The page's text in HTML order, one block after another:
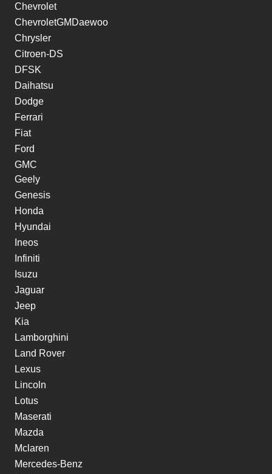
Chevrolet
ChevroletGMDaewoo
Chrysler
Citroen-DS
DFSK
Daihatsu
Dodge
Ferrari
Fiat
Ford
GMC
Geely
Genesis
Honda
Hyundai
Ineos
Infiniti
Isuzu
Jaguar
Jeep
Kia
Lamborghini
Land Rover
Lexus
Lincoln
Lotus
Maserati
Mazda
Mclaren
Mercedes-Benz